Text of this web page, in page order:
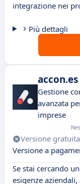
integrazione nei
Più dettagli
accon.es
Gestione
avanzata
imprese
Versione gratuita
Versione a
Se stai cercando
esigenze